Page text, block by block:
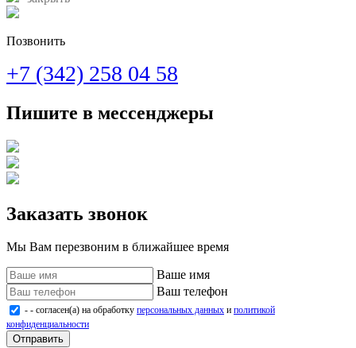
Позвонить
+7 (342) 258 04 58
Пишите в мессенджеры
Заказать звонок
Мы Вам перезвоним в ближайшее время
Ваше имя
Ваш телефон
- - согласен(а) на обработку персональных данных и политикой
конфиденциальности
Отправить